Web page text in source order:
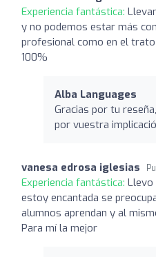
Experiencia fantástica:
y no podemos estar más
profesional como en el
100%
Alba Languages
Gracias por tu
por vuestra
vanesa edrosa iglesias
Experiencia fantástica: Llevo
estoy encantada se
alumnos aprendan y al
Para mí la mejor